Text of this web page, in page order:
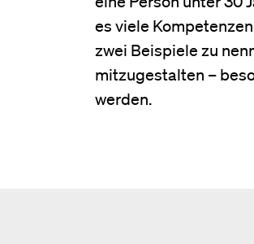
es viele
zwei Beispiele zu
mitzugestalten –
werden.